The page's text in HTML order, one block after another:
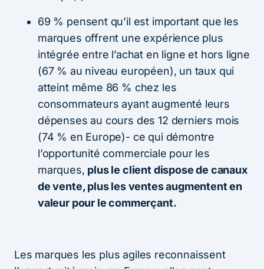
69 % pensent qu’il est important que les
marques offrent une expérience plus
intégrée entre l’achat en ligne et hors ligne
(67 % au niveau européen), un taux qui
atteint même 86 % chez les
consommateurs ayant augmenté leurs
dépenses au cours des 12 derniers mois
(74 % en Europe)- ce qui démontre
l’opportunité commerciale pour les
marques, plus le client dispose de canaux
de vente, plus les ventes augmentent en
valeur pour le commerçant.
Les marques les plus agiles reconnaissent